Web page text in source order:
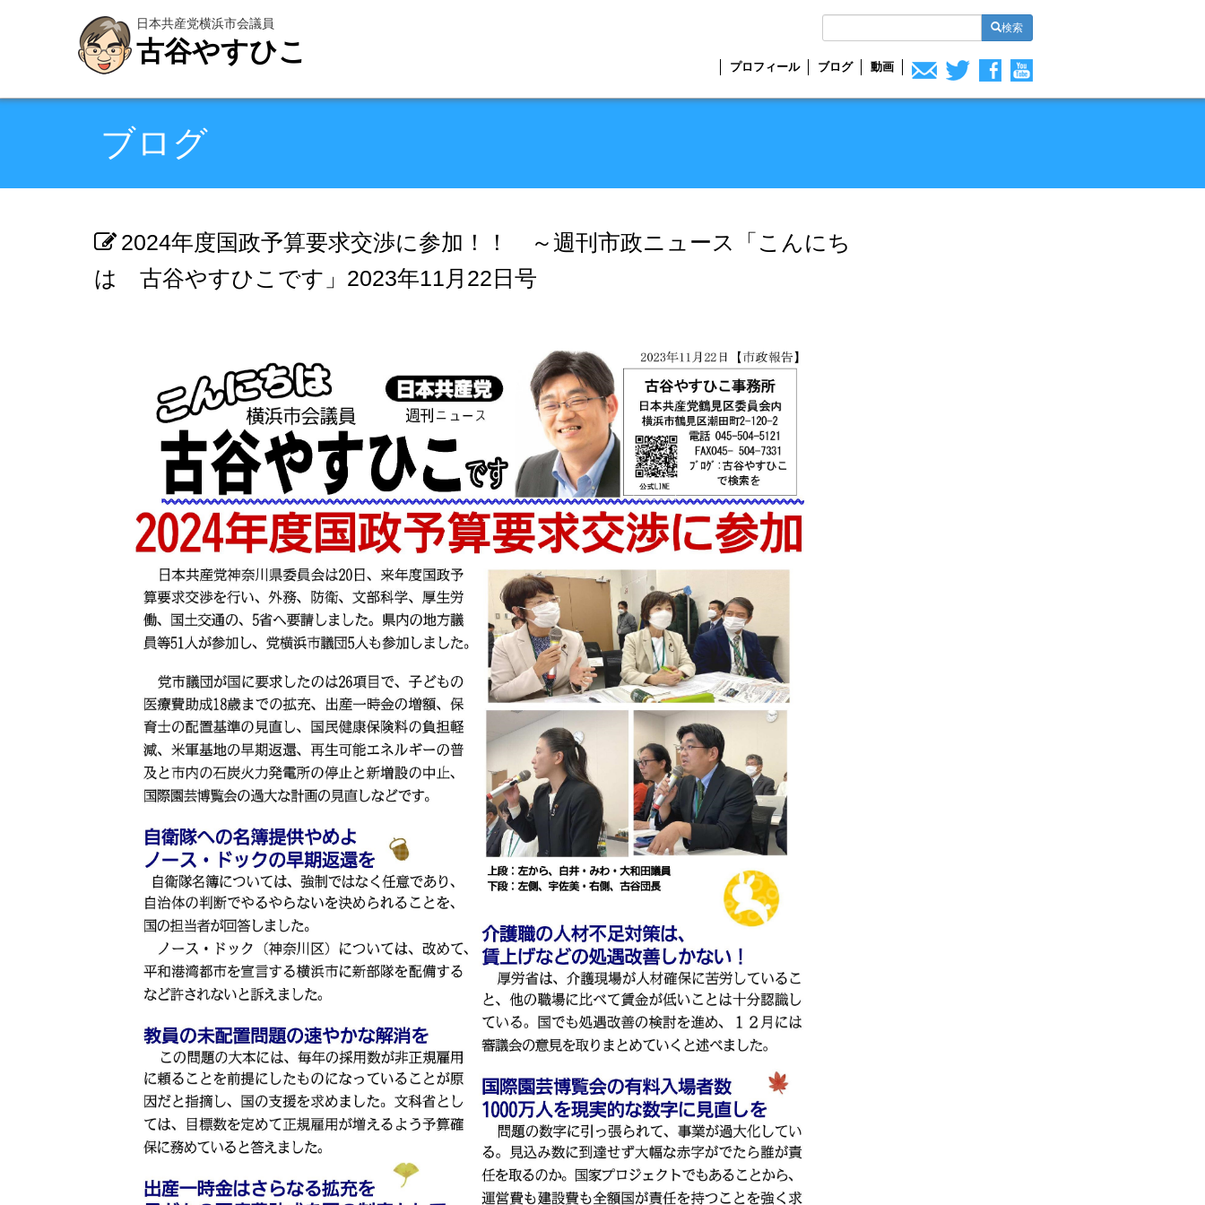
日本共産党横浜市会議員
古谷やすひこ
検索
プロフィール ブログ 動画
ブログ
2024年度国政予算要求交渉に参加！！ ～週刊市政ニュース「こんにち
は 古谷やすひこです」2023年11月22日号